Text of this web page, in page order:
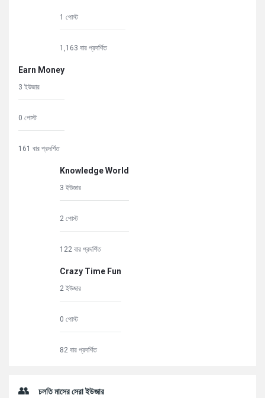
1 পোস্ট
1,163 বার প্রদর্শিত
Earn Money
3 ইউজার
0 পোস্ট
161 বার প্রদর্শিত
Knowledge World
3 ইউজার
2 পোস্ট
122 বার প্রদর্শিত
Crazy Time Fun
2 ইউজার
0 পোস্ট
82 বার প্রদর্শিত
চলতি মাসের সেরা ইউজার